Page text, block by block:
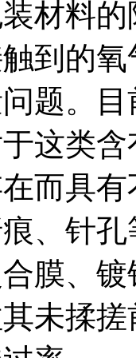
材料
到的
题。
这类
而具
、针
膜、
未揉